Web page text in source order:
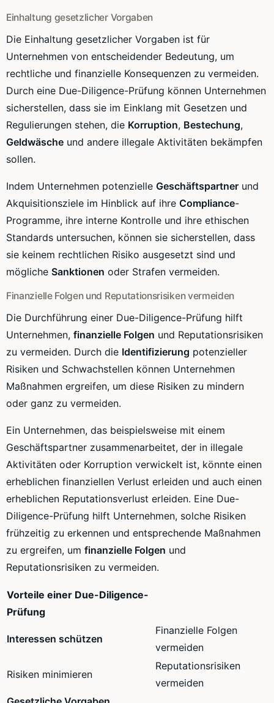
Einhaltung gesetzlicher Vorgaben
Die Einhaltung gesetzlicher Vorgaben ist für
Unternehmen von entscheidender Bedeutung, um
rechtliche und finanzielle Konsequenzen zu vermeiden.
Durch eine Due-Diligence-Prüfung können Unternehmen
sicherstellen, dass sie im Einklang mit Gesetzen und
Regulierungen stehen, die Korruption, Bestechung,
Geldwäsche und andere illegale Aktivitäten bekämpfen
sollen.
Indem Unternehmen potenzielle Geschäftspartner und
Akquisitionsziele im Hinblick auf ihre Compliance-
Programme, ihre interne Kontrolle und ihre ethischen
Standards untersuchen, können sie sicherstellen, dass
sie keinem rechtlichen Risiko ausgesetzt sind und
mögliche Sanktionen oder Strafen vermeiden.
Finanzielle Folgen und Reputationsrisiken vermeiden
Die Durchführung einer Due-Diligence-Prüfung hilft
Unternehmen, finanzielle Folgen und Reputationsrisiken
zu vermeiden. Durch die Identifizierung potenzieller
Risiken und Schwachstellen können Unternehmen
Maßnahmen ergreifen, um diese Risiken zu mindern
oder ganz zu vermeiden.
Ein Unternehmen, das beispielsweise mit einem
Geschäftspartner zusammenarbeitet, der in illegale
Aktivitäten oder Korruption verwickelt ist, könnte einen
erheblichen finanziellen Verlust erleiden und auch einen
erheblichen Reputationsverlust erleiden. Eine Due-
Diligence-Prüfung hilft Unternehmen, solche Risiken
frühzeitig zu erkennen und entsprechende Maßnahmen
zu ergreifen, um finanzielle Folgen und
Reputationsrisiken zu vermeiden.
Vorteile einer Due-Diligence-
Prüfung
Interessen schützen
Finanzielle Folgen
vermeiden
Risiken minimieren
Reputationsrisiken
vermeiden